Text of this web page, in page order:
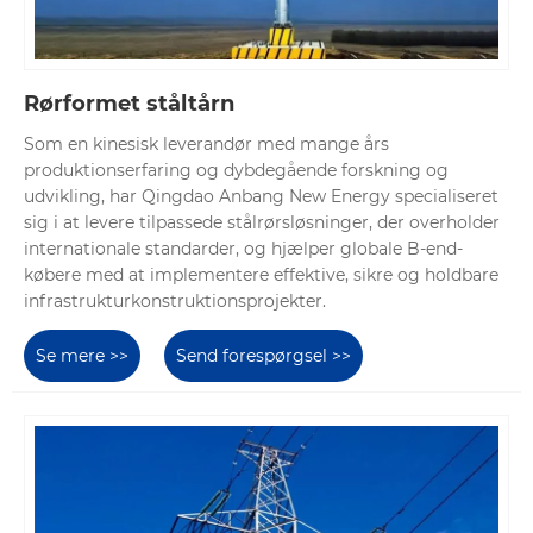
Rørformet ståltårn
Som en kinesisk leverandør med mange års
produktionserfaring og dybdegående forskning og
udvikling, har Qingdao Anbang New Energy specialiseret
sig i at levere tilpassede stålrørsløsninger, der overholder
internationale standarder, og hjælper globale B-end-
købere med at implementere effektive, sikre og holdbare
infrastrukturkonstruktionsprojekter.
Se mere >> Send forespørgsel >>